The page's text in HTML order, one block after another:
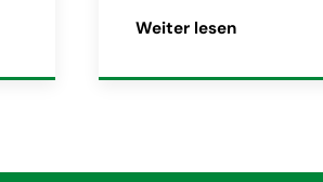
am 25.11.2025”
Weiter lesenArtikel